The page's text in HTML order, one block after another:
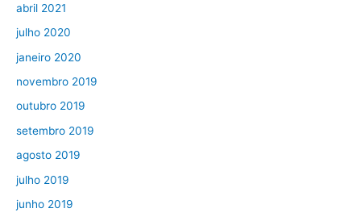
abril 2021
julho 2020
janeiro 2020
novembro 2019
outubro 2019
setembro 2019
agosto 2019
julho 2019
junho 2019